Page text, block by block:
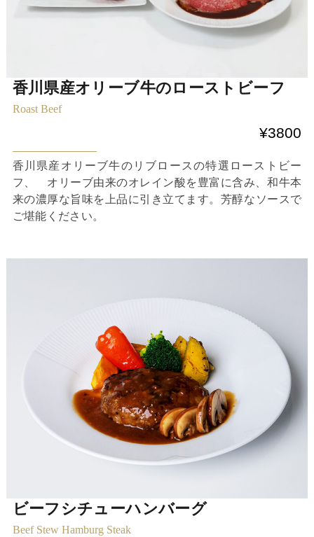
香川県産オリーブ牛のローストビーフ
Roast Beef
¥3800
香川県産オリーブ牛のリブロースの特選ローストビー
フ、 オリーブ由来のオレイン酸を豊富に含み、和牛本
来の濃厚な旨味を上品に引き立てます。芳醇なソースで
ご堪能ください。
ビーフシチューハンバーグ
Beef Stew Hamburg Steak